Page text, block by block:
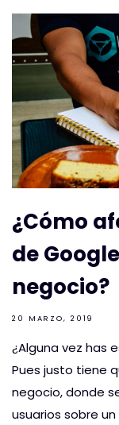
¿Cómo
de
negocio?
20 MARZO, 2019
¿Alguna vez has
Pues justo tiene
negocio, donde
usuarios sobre